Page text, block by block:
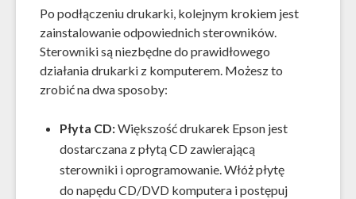
Po podłączeniu drukarki, kolejnym krokiem jest
zainstalowanie odpowiednich sterowników.
Sterowniki są niezbędne do prawidłowego
działania drukarki z komputerem. Możesz to
zrobić na dwa sposoby:
Płyta CD:Większość drukarek Epson jest
dostarczana z płytą CD zawierającą
sterowniki i oprogramowanie. Włóż płytę
do napędu CD/DVD komputera i postępuj